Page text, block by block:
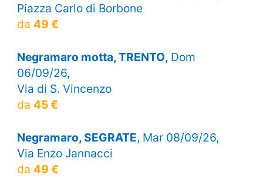
Piazza Carlo di Borbone
da 49 €
Negramaro motta, TRENTO, Dom
06/09/26,
Via di S. Vincenzo
da 45 €
Negramaro, SEGRATE, Mar 08/09/26,
Via Enzo Jannacci
da 49 €